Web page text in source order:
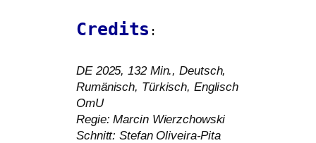
Credits :
DE2025, 132 Min., Deutsch,
Rumänisch, Türkisch, Englisch
OmU
Regie: Marcin Wierzchowski
Schnitt: Stefan Oliveira-Pita